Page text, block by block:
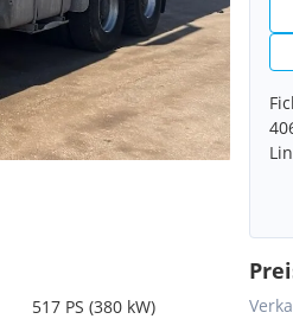
517 PS (380 kW)